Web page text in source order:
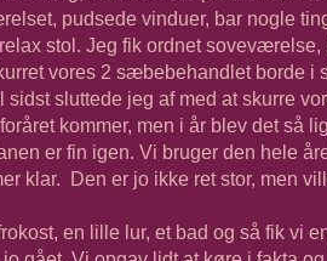
pudsede vinduer, bar nogle
stol. Jeg fik ordnet
vores 2 sæbebehandlet borde i
sidst sluttede jeg af med at skurre
kommer, men i år blev det så
er fin igen. Vi bruger den hele
klar. Den er jo ikke ret stor, men
en lille lur, et bad og så fik vi